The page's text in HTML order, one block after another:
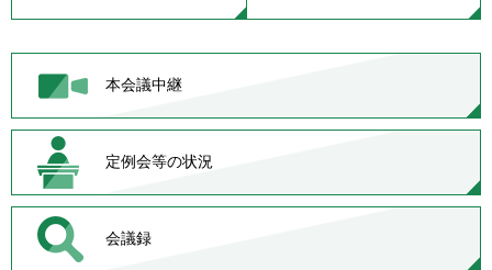
本会議中継
定例会等の状況
会議録